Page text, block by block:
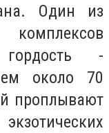
Один из
-
около 70
проплывают